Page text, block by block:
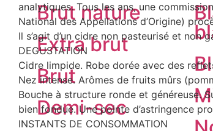
Brut nature
Extra brut
Brut
Demi-sec
analytiques. Tous les ans, une
National des Appellations d’Origine)
Il s’agit d’un cidre non pasteurisé et non
DEGUSTATION
Cidre limpide. Robe dorée avec des
Nez intense. Arômes de fruits mûrs
Bouche à structure ronde et généreuse.
bien fondue. Une pointe d’astringence
INSTANTS DE CONSOMMATION